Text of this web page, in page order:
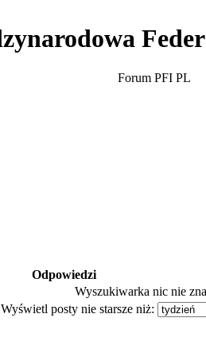
Forum PFI PL
Odpowiedzi
Wyszukiwarka nic nie
Wyświetl posty nie starsze niż: